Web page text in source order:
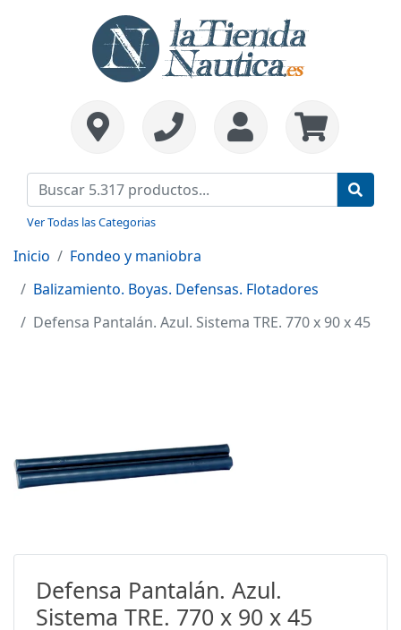
Ver Todas las Categorias
Inicio
Fondeo y maniobra
Balizamiento. Boyas. Defensas. Flotadores
Defensa Pantalán. Azul. Sistema TRE. 770 x 90 x 45
Defensa Pantalán. Azul.
Sistema TRE. 770 x 90 x 45